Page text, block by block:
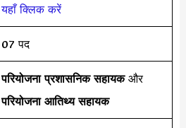
यहाँ क्लिक करें
07 पद
परियोजना प्रशासनिक सहायकऔर
परियोजना आतिथ्य सहायक